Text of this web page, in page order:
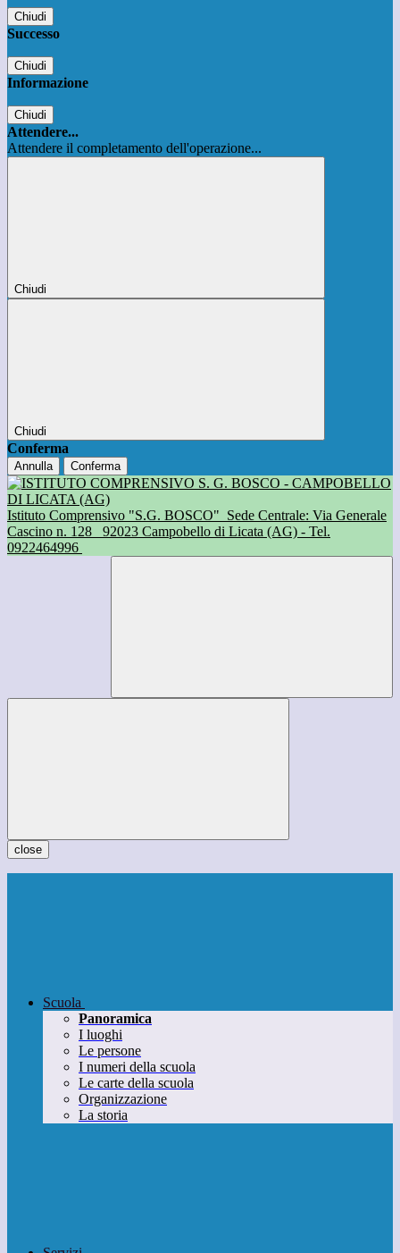
Chiudi
Successo
Chiudi
Informazione
Chiudi
Attendere...
Attendere il completamento dell'operazione...
Chiudi
Chiudi
Conferma
Annulla Conferma
Istituto Comprensivo "S.G. BOSCO" Sede Centrale: Via Generale
Cascino n. 128
92023 Campobello di Licata (AG) - Tel.
0922464996
close
Scuola
Panoramica
I luoghi
Le persone
I numeri della scuola
Le carte della scuola
Organizzazione
La storia